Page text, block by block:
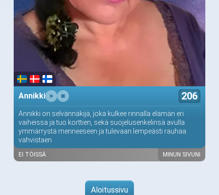
Annikki 206
Annikki on selvännäkijä, joka kulkee rinnalla elämän eri
vaiheissa ja tuo korttien, sekä suojelusenkelinsä avulla
ymmärrystä menneeseen ja tulevaan lempeästi rauhaa
vahvistaen
EI TÖISSÄ MINUN SIVUNI
Aloitussivu